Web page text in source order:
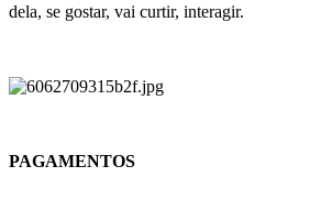
dela, se gostar, vai curtir, interagir.
PAGAMENTOS